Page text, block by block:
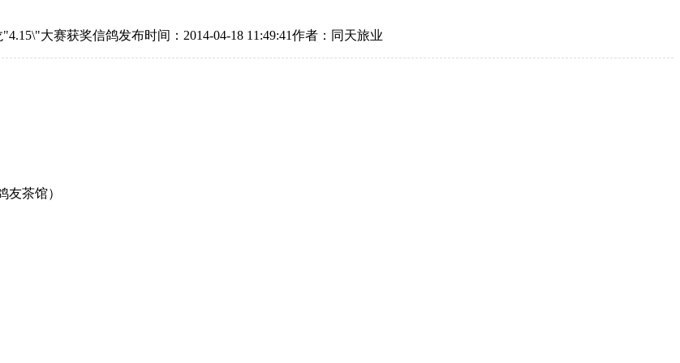
大赛获奖信鸽发布时间：2014-04-18 11:49:41作者：同天旅业
友茶馆）